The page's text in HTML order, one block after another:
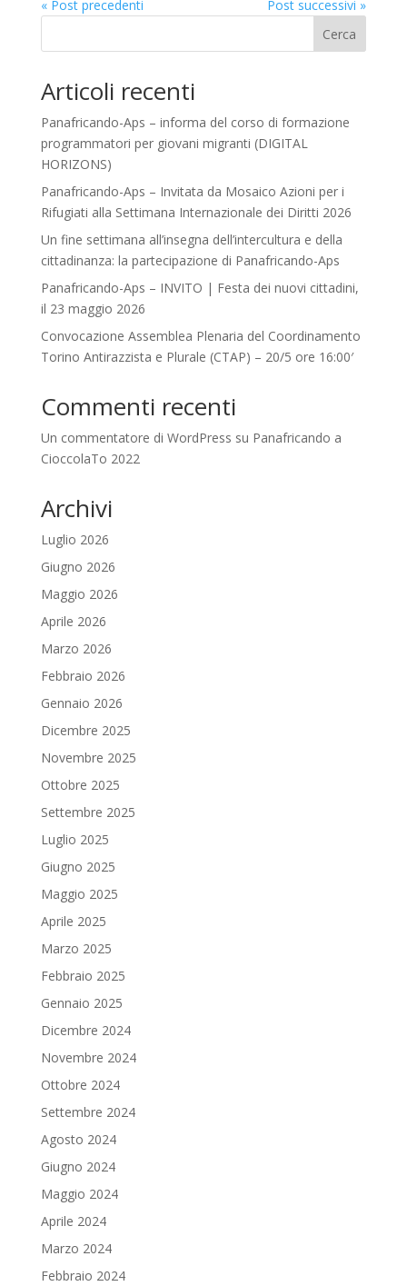
« Post precedenti
Post successivi »
Cerca
Articoli recenti
Panafricando-Aps – informa del corso di formazione
programmatori per giovani migranti (DIGITAL
HORIZONS)
Panafricando-Aps – Invitata da Mosaico Azioni per i
Rifugiati alla Settimana Internazionale dei Diritti 2026
Un fine settimana all’insegna dell’intercultura e della
cittadinanza: la partecipazione di Panafricando-Aps
Panafricando-Aps – INVITO | Festa dei nuovi cittadini,
il 23 maggio 2026
Convocazione Assemblea Plenaria del Coordinamento
Torino Antirazzista e Plurale (CTAP) – 20/5 ore 16:00′
Commenti recenti
Un commentatore di WordPress su Panafricando a
CioccolaTo 2022
Archivi
Luglio 2026
Giugno 2026
Maggio 2026
Aprile 2026
Marzo 2026
Febbraio 2026
Gennaio 2026
Dicembre 2025
Novembre 2025
Ottobre 2025
Settembre 2025
Luglio 2025
Giugno 2025
Maggio 2025
Aprile 2025
Marzo 2025
Febbraio 2025
Gennaio 2025
Dicembre 2024
Novembre 2024
Ottobre 2024
Settembre 2024
Agosto 2024
Giugno 2024
Maggio 2024
Aprile 2024
Marzo 2024
Febbraio 2024